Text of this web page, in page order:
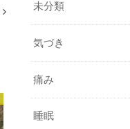
未分類
気づき
痛み
睡眠